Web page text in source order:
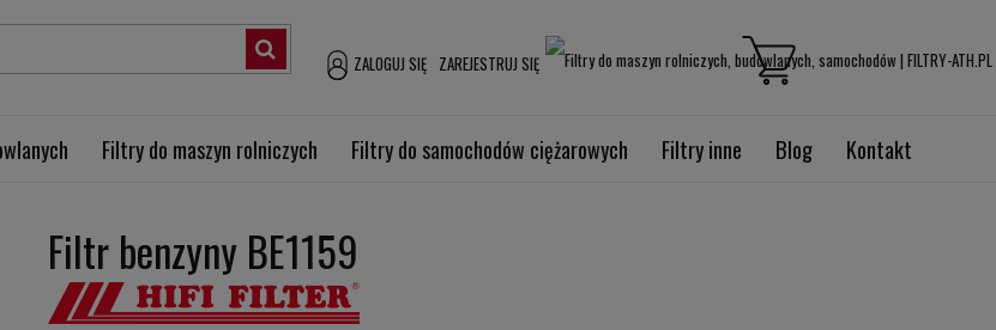
ZAREJESTRUJ SIĘ
ZALOGUJ SIĘ
Filtry do maszyn rolniczych Filtry do samochodów ciężarowych Filtry inne Blog Kontakt
Filtr benzyny BE1159